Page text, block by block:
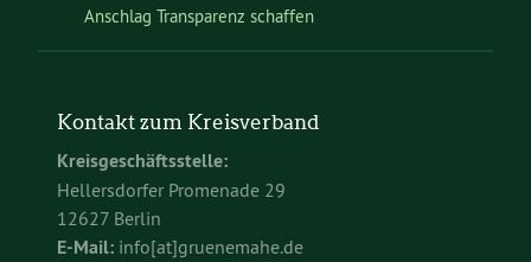
Anschlag Transparenz schaffen
Kontakt zum Kreisverband
Kreisgeschäftsstelle:
Hellersdorfer Promenade 29
12627 Berlin
E-Mail: info[at]gruenemahe.de